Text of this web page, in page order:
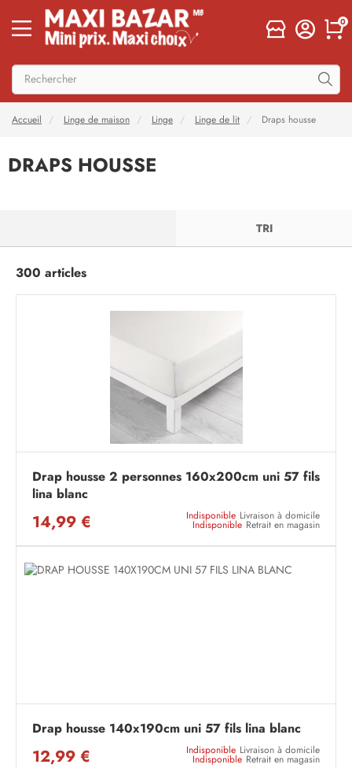
0
Accueil Linge de maison Linge Linge de lit Draps housse
DRAPS HOUSSE
TRI
Drap housse 2 personnes 160x200cm uni 57 fils
lina blanc
14,99 € Indisponible Livraison à domicile
Indisponible Retrait en magasin
Drap housse 140x190cm uni 57 fils lina blanc
12,99 € Indisponible Livraison à domicile
Indisponible Retrait en magasin
300 articles